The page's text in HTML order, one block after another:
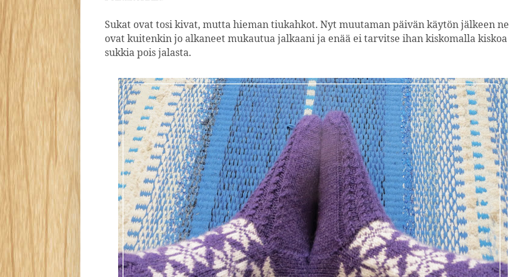
Sukat ovat tosi kivat, mutta hieman tiukahkot. Nyt muutaman päivän käytön jälkeen ne
ovat kuitenkin jo alkaneet mukautua jalkaani ja enää ei tarvitse ihan kiskomalla kiskoa
sukkia pois jalasta.